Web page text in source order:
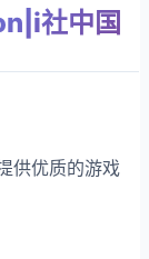
社中国
供优质的游戏